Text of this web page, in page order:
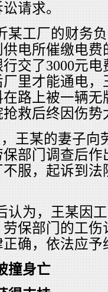
讼请求。
某工厂的财务
供电所催缴电
交了3000元
里才能通电
路上被一辆
救后终因伤势
，王某的妻子
部门调查后
服，起诉到
认为，王某因
保部门的工
确，依法应予
撞身亡